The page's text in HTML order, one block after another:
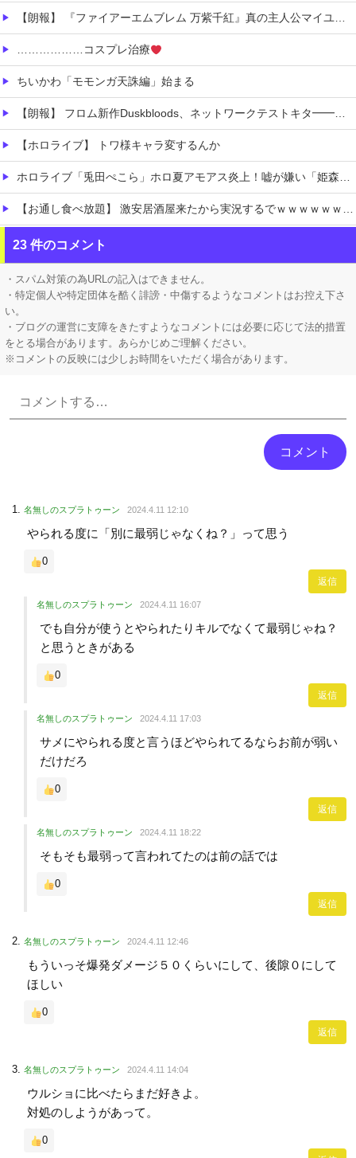
【朗報】 『ファイアーエムブレム 万紫千紅』真の主人公マイユニはキャラメイクが可能
………………コスプレ治療
ちいかわ「モモンガ天誅編」始まる
【朗報】 フロム新作Duskbloods、ネットワークテストキタ━━━━(゜∀゜)━━━━!!
【ホロライブ】 トワ様キャラ変するんか
ホロライブ「兎田ぺこら」ホロ夏アモアス炎上！嘘が嫌い「姫森ルーナ」筋を通す「大空スバル」ケモミミリーグにコラボ被せることへ抗議の意思表示か
【お通し食べ放題】 激安居酒屋来たから実況するでｗｗｗｗｗｗｗｗ（画像あり）
【消費税1%になったら】 町のお弁当屋さん「申し訳ないがその分商品代を値上げして店頭価格を変えない」
お高いテント、盗まれそうで怖くない？
23 件のコメント
・スパム対策の為URLの記入はできません。
・特定個人や特定団体を酷く誹謗・中傷するようなコメントはお控え下さ
い。
・ブログの運営に支障をきたすようなコメントには必要に応じて法的措置
をとる場合があります。あらかじめご理解ください。
※コメントの反映には少しお時間をいただく場合があります。
名無しのスプラトゥーン 2024.4.11 12:10
やられる度に「別に最弱じゃなくね？」って思う
0
返信
名無しのスプラトゥーン 2024.4.11 16:07
でも自分が使うとやられたりキルでなくて最弱じゃね？
と思うときがある
0
返信
名無しのスプラトゥーン 2024.4.11 17:03
サメにやられる度と言うほどやられてるならお前が弱い
だけだろ
0
返信
名無しのスプラトゥーン 2024.4.11 18:22
そもそも最弱って言われてたのは前の話では
0
返信
名無しのスプラトゥーン 2024.4.11 12:46
もういっそ爆発ダメージ５０くらいにして、後隙０にして
ほしい
0
返信
名無しのスプラトゥーン 2024.4.11 14:04
ウルショに比べたらまだ好きよ。
対処のしようがあって。
0